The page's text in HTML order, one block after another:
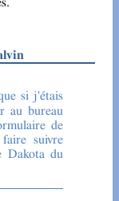
au bureau
de
faire suivre
Dakota du